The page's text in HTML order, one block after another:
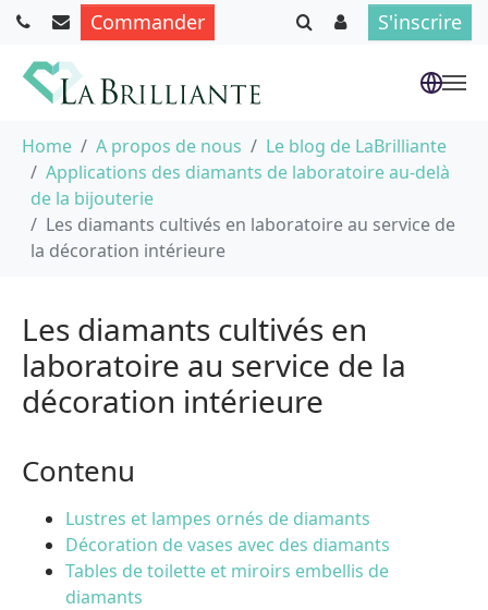
Commander S'inscrire
Home A propos de nous
Le blog de LaBrilliante
Applications des diamants de laboratoire au-delà
de la bijouterie
Les diamants cultivés en laboratoire au service de
la décoration intérieure
Les diamants cultivés en
laboratoire au service de la
décoration intérieure
Contenu
Lustres et lampes ornés de diamants
Décoration de vases avec des diamants
Tables de toilette et miroirs embellis de
diamants